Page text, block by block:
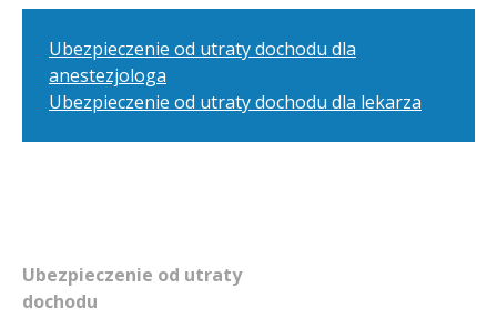
Ubezpieczenie od utraty dochodu dla
anestezjologa
Ubezpieczenie od utraty dochodu dla lekarza
Ubezpieczenie od utraty
dochodu